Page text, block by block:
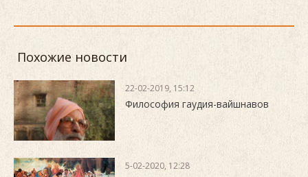
Похожие новости
22-02-2019, 15:12
Философия гаудия-вайшнавов
5-02-2020, 12:28